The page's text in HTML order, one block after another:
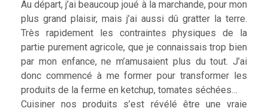
Au départ, j’ai beaucoup joué à la marchande, pour mon
plus grand plaisir, mais j’ai aussi dû gratter la terre.
Très rapidement les contraintes physiques de la
partie purement agricole, que je connaissais trop bien
par mon enfance, ne m’amusaient plus du tout. J’ai
donc commencé à me former pour transformer les
produits de la ferme en ketchup, tomates séchées…
Cuisiner nos produits s’est révélé être une vraie